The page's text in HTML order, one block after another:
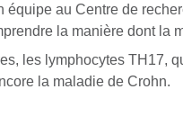
équipe au Centre de
la manière dont la
les lymphocytes TH17,
la maladie de Crohn.